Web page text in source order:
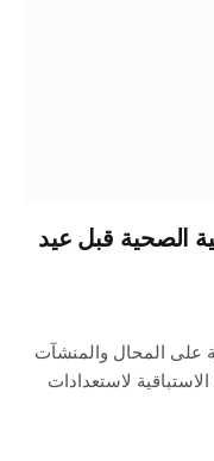
الصحية قبل عيد
على المحال والمنشآت
لاستعدادات